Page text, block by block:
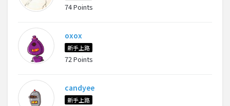
74 Points
oxox
新手上路
72 Points
candyee
新手上路